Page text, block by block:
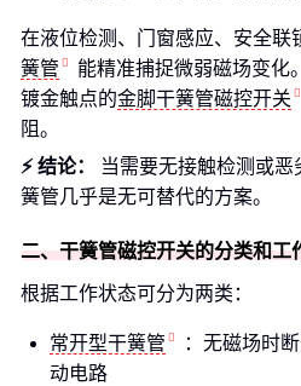
在液位检测、门窗感应、安全联
簧管
能精准捕捉微弱磁场变化
镀金触点的金脚干簧管磁控开关
阻。
⚡ 结论：
当需要无接触检测或
簧管几乎是无可替代的方案。
二、干簧管磁控开关的分类和工
根据工作状态可分为两类：
常开型干簧管
：无磁场时
动电路